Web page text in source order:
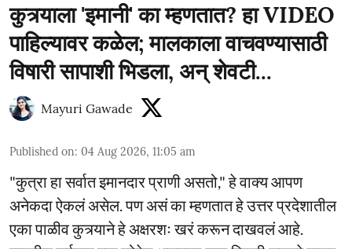
कुत्र्याला 'इमानी' का म्हणतात? हा VIDEO
पाहिल्यावर कळेल; मालकाला वाचवण्यासाठी
विषारी सापाशी भिडला, अन् शेवटी...
Mayuri Gawade
Published on: 04 Aug 2026, 11:05 am
"कुत्रा हा सर्वात इमानदार प्राणी असतो," हे वाक्य आपण
अनेकदा ऐकलं असेल. पण असं का म्हणतात हे उत्तर प्रदेशातील
एका पाळीव कुत्र्याने हे अक्षरशः खरं करून दाखवलं आहे.